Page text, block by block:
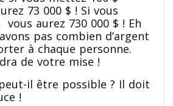
73 000 $ ! Si vous
aurez 730 000 $ ! Eh
pas combien d’argent
à chaque personne.
de votre mise !
il être possible ? Il doit
!